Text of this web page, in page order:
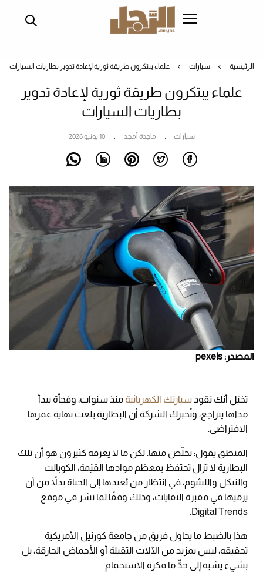
الرئيسية سيارات علماء يبتكرون طريقة ثورية لإعادة تدوير بطاريات السيارات
علماء يبتكرون طريقة ثورية لإعادة تدوير
بطاريات السيارات
سيارات ماجدة أمجد 10 يونيو 2026
المصدر: pexels
تخيّل أنك تقود سيارتك الكهربائية منذ سنوات، وفجأة يبدأ
مداها يتراجع، وتُخبرك الشركة أن البطارية بلغت نهاية عمرها
الافتراضي.
المنطق يقول: تخلّص منها. لكن ما لا يعرفه كثيرون هو أن تلك
البطارية لا تزال تحتفظ بمعظم موادها القيّمة، الكوبالت
والنيكل والليثيوم، في انتظار من يُعيدها إلى الحياة بدلاً من أن
يرميها في مقبرة النفايات، وذلك وفقًا لما نشر في موقع
Digital Trends.
هذا بالضبط ما يحاول فريق من جامعة كورنيل الأمريكية
تحقيقه، ليس بمزيد من الآلات الثقيلة أو الأحماض الحارقة، بل
بشيء يشبه إلى حدٍّ ما فكرة الاستحمام.